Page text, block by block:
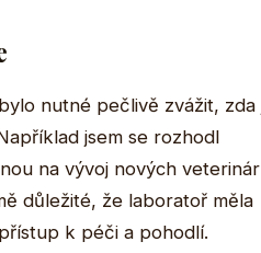
nutné pečlivě zvážit, zda
jsem se rozhodl
na vývoj nových
důležité, že laboratoř měla
k péči a pohodlí.